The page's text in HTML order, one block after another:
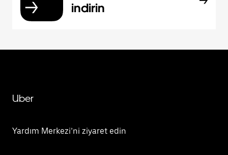
indirin
Uber
Yardım Merkezi’ni ziyaret edin